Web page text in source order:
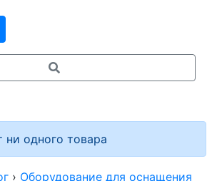
ни одного товара
› Оборудование для оснащения